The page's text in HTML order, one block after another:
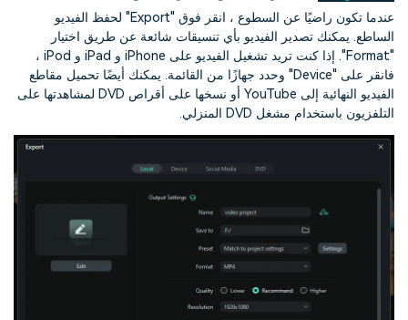
عندما تكون راضيًا عن السطوع ، انقر فوق "Export" لحفظ الفيديو
الساطع. يمكنك تصدير الفيديو بأي تنسيقات شائعة عن طريق اختيار
"Format". إذا كنت تريد تشغيل الفيديو على iPhone و iPad و iPod ،
فانقر على "Device" وحدد جهازًا من القائمة. يمكنك أيضًا تحميل مقاطع
الفيديو النهائية إلى YouTube أو نسخها على أقراص DVD لمشاهدتها على
التلفزيون باستخدام مشغل DVD المنزلي.